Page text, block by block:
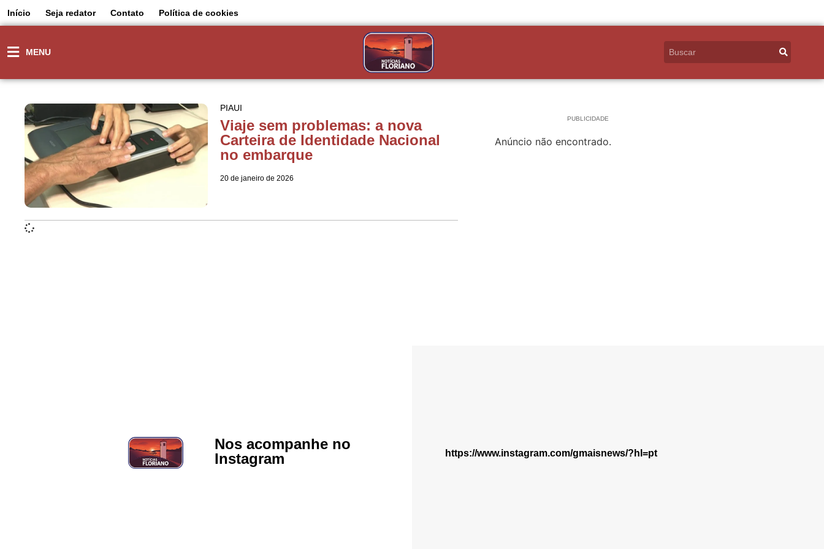
Início Seja redator Contato Política de cookies
MENU
PIAUI
Viaje sem problemas: a nova
Carteira de Identidade Nacional
no embarque
20 de janeiro de 2026
PUBLICIDADE
Anúncio não encontrado.
Nos acompanhe no
Instagram
https://www.instagram.com/gmaisnews/?hl=pt